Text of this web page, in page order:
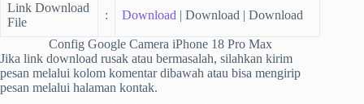
Link Download
File
: Download | Download | Download
Config Google Camera iPhone 18 Pro Max
Jika link download rusak atau bermasalah, silahkan kirim
pesan melalui kolom komentar dibawah atau bisa mengirip
pesan melalui halaman kontak.